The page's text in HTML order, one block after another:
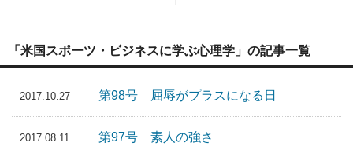
「米国スポーツ・ビジネスに学ぶ心理学」の記事一覧
2017.10.27 第98号 屈辱がプラスになる日
2017.08.11 第97号 素人の強さ